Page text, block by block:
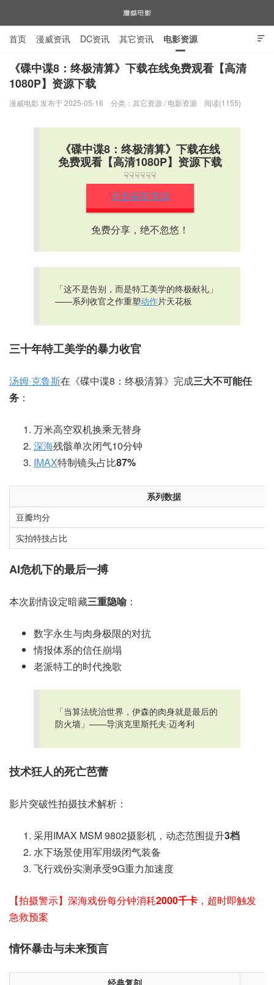
漫威电影

首页 漫威资讯 DC资讯 其它资讯 电影资源
电视剧资源 漫威图片
《碟中谍8：终极清算》下载在线免费观看【高清
1080P】资源下载
漫威电影 发布于 2025-05-16 分类： 其它资源 / 电影资源 阅读(1155)
《碟中谍8：终极清算》下载在线
免费观看【高清1080P】资源下载
☟☟☟☟☟☟
点击获取资源
免费分享，绝不忽悠！
「这不是告别，而是特工美学的终极献礼」
——系列收官之作重塑动作片天花板
三十年特工美学的暴力收官
汤姆·克鲁斯在《碟中谍8：终极清算》完成三大不可能任
务 ：
万米高空双机换乘无替身
深海残骸单次闭气10分钟
IMAX特制镜头占比87%
系列数据
豆瓣均分
实拍特技占比
AI危机下的最后一搏
本次剧情设定暗藏三重隐喻：
数字永生与肉身极限的对抗
情报体系的信任崩塌
老派特工的时代挽歌
「当算法统治世界，伊森的肉身就是最后的
防火墙」——导演克里斯托夫·迈考利
技术狂人的死亡芭蕾
影片突破性拍摄技术解析：
采用IMAX MSM 9802摄影机，动态范围提升3档
水下场景使用军用级闭气装备
飞行戏份实测承受9G重力加速度
【拍摄警示】深海戏份每分钟消耗2000千卡 ，超时即触发
急救预案
情怀暴击与未来预言
经典复刻